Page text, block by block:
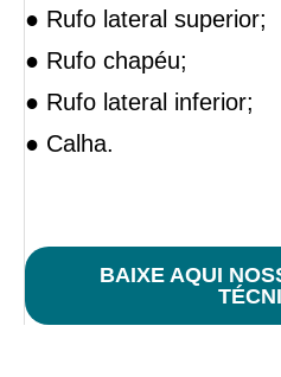
● Rufo lateral superior;
● Rufo chapéu;
● Rufo lateral inferior;
● Calha.
BAIXE AQUI